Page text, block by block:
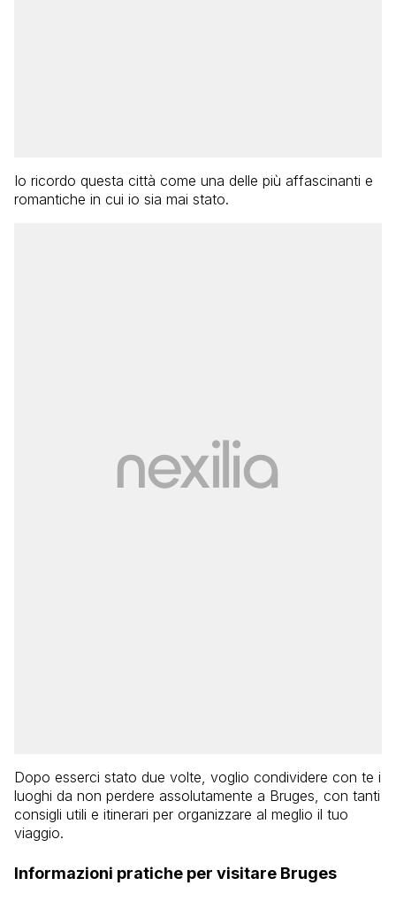
Io ricordo questa città come una delle più affascinanti e
romantiche in cui io sia mai stato.
Dopo esserci stato due volte, voglio condividere con te i
luoghi da non perdere assolutamente a Bruges, con tanti
consigli utili e itinerari per organizzare al meglio il tuo
viaggio.
Informazioni pratiche per visitare Bruges